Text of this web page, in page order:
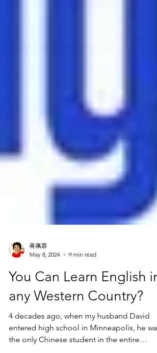
May 8, 2024
9 min read
You Can Learn English in
any Western Country?
4 decades ago, when my husband David